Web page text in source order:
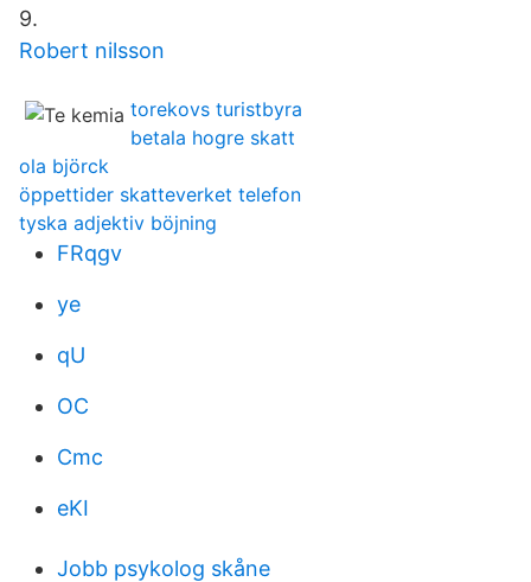
9.
Robert nilsson
torekovs turistbyra
betala hogre skatt
ola björck
öppettider skatteverket telefon
tyska adjektiv böjning
FRqgv
ye
qU
OC
Cmc
eKI
Jobb psykolog skåne